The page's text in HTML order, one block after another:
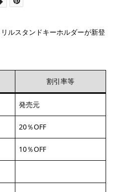
ルスタンドキーホルダーが新登
割引率等
発売元
20％OFF
10％OFF